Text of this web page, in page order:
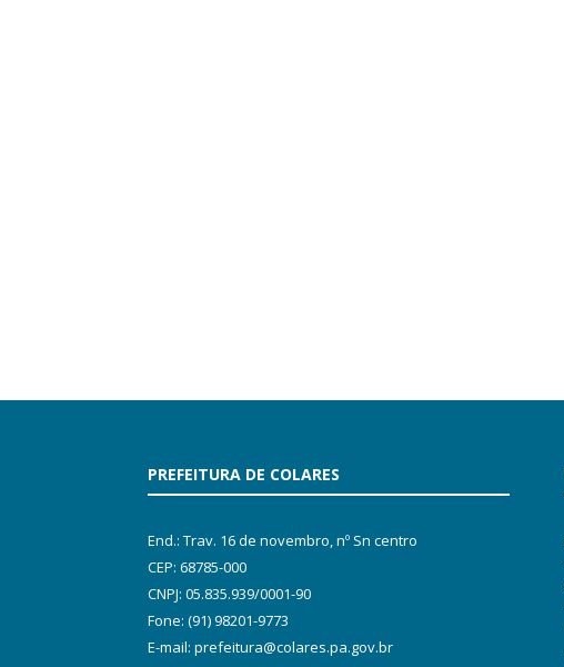
PREFEITURA DE COLARES
End.: Trav. 16 de novembro, nº Sn centro
CEP: 68785-000
CNPJ: 05.835.939/0001-90
Fone: (91) 98201-9773
E-mail: prefeitura@colares.pa.gov.br